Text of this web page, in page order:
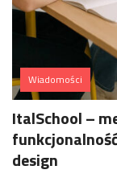
Wiadomości
ItalSchool –
design